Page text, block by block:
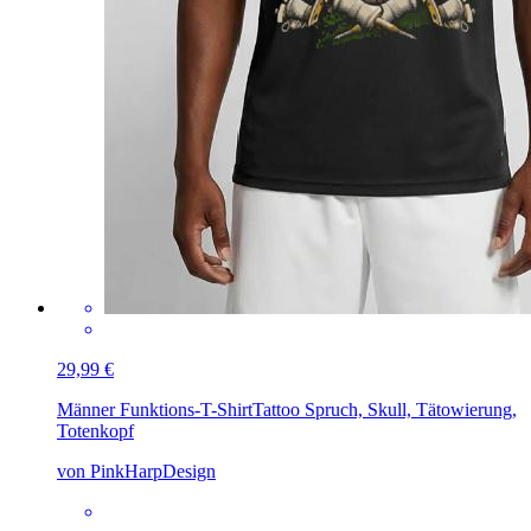
29,99 €
Männer Funktions-T-ShirtTattoo Spruch, Skull, Tätowierung,
Totenkopf
von PinkHarpDesign